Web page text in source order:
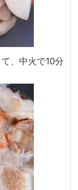
、中火で10分